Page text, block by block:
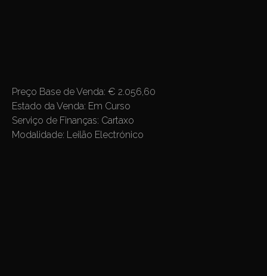
Preço Base de Venda: € 2.056,60
Estado da Venda: Em Curso
Serviço de Finanças: Cartaxo
Modalidade: Leilão Electrónico